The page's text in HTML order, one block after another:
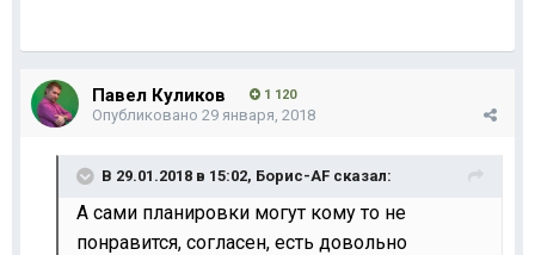
Павел Куликов 1 120
Опубликовано 29 января, 2018
В 29.01.2018 в 15:02, Борис-AF сказал:
А сами планировки могут кому то не
понравится, согласен, есть довольно